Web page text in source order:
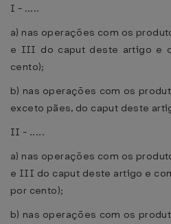
I - .....
a) nas operações com os
e III do caput deste artigo e
cento);
b) nas operações com os
exceto pães, do caput deste
II - .....
a) nas operações com os
e III do caput deste artigo e
por cento);
b) nas operações com os